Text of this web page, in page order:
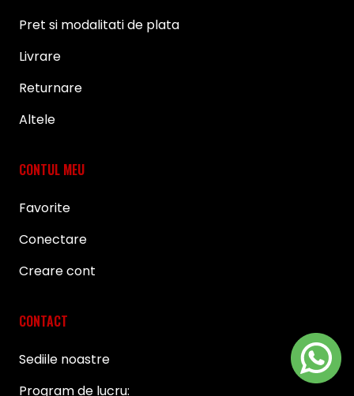
Pret si modalitati de plata
Livrare
Returnare
Altele
CONTUL MEU
Favorite
Conectare
Creare cont
CONTACT
Sediile noastre
Program de lucru: